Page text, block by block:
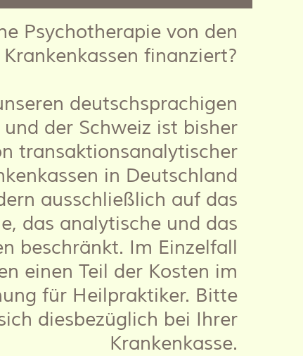
Psychotherapie von den
Krankenkassen finanziert?
deutschsprachigen
der Schweiz ist bisher
transaktionsanalytischer
in Deutschland
ausschließlich auf das
das analytische und das
beschränkt. Im Einzelfall
einen Teil der Kosten im
für Heilpraktiker. Bitte
diesbezüglich bei Ihrer
Krankenkasse.